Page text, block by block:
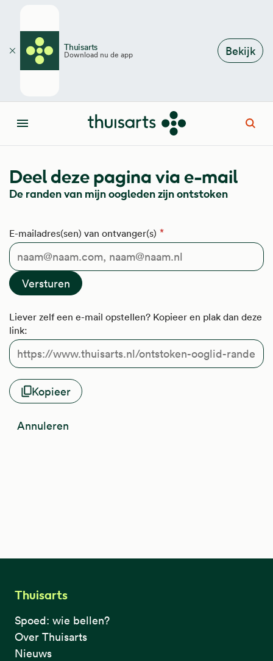
Thuisarts
Download nu de app Bekijk
Sluiten
Menu
Deel deze pagina via e-mail
De randen van mijn oogleden zijn ontstoken
E-mailadres(sen) van ontvanger(s)
Liever zelf een e-mail opstellen? Kopieer en plak dan deze
link:
Kopieer
Annuleren
Thuisarts
Spoed: wie bellen?
Over Thuisarts
Nieuws